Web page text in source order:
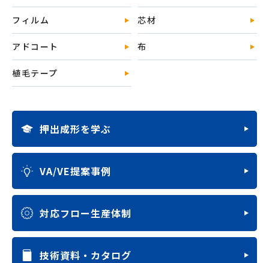
フィルム 芯材
アドコート 布
植毛テープ
押出成形を学ぶ
VA/VE提案事例
対応フロー生産体制
技術資料・カタログ